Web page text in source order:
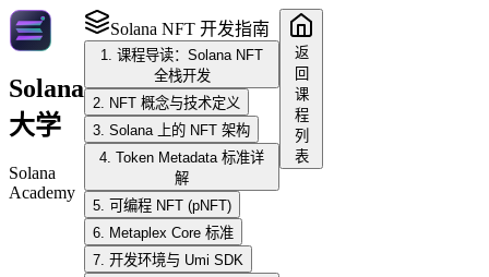
Solana
大学
Solana
Academy
Solana NFT 开发指南
1. 课程导读：Solana NFT
全栈开发
2. NFT 概念与技术定义
3. Solana 上的 NFT 架构
4. Token Metadata 标准详
解
5. 可编程 NFT (pNFT)
6. Metaplex Core 标准
7. 开发环境与 Umi SDK
返
回
课
程
列
表